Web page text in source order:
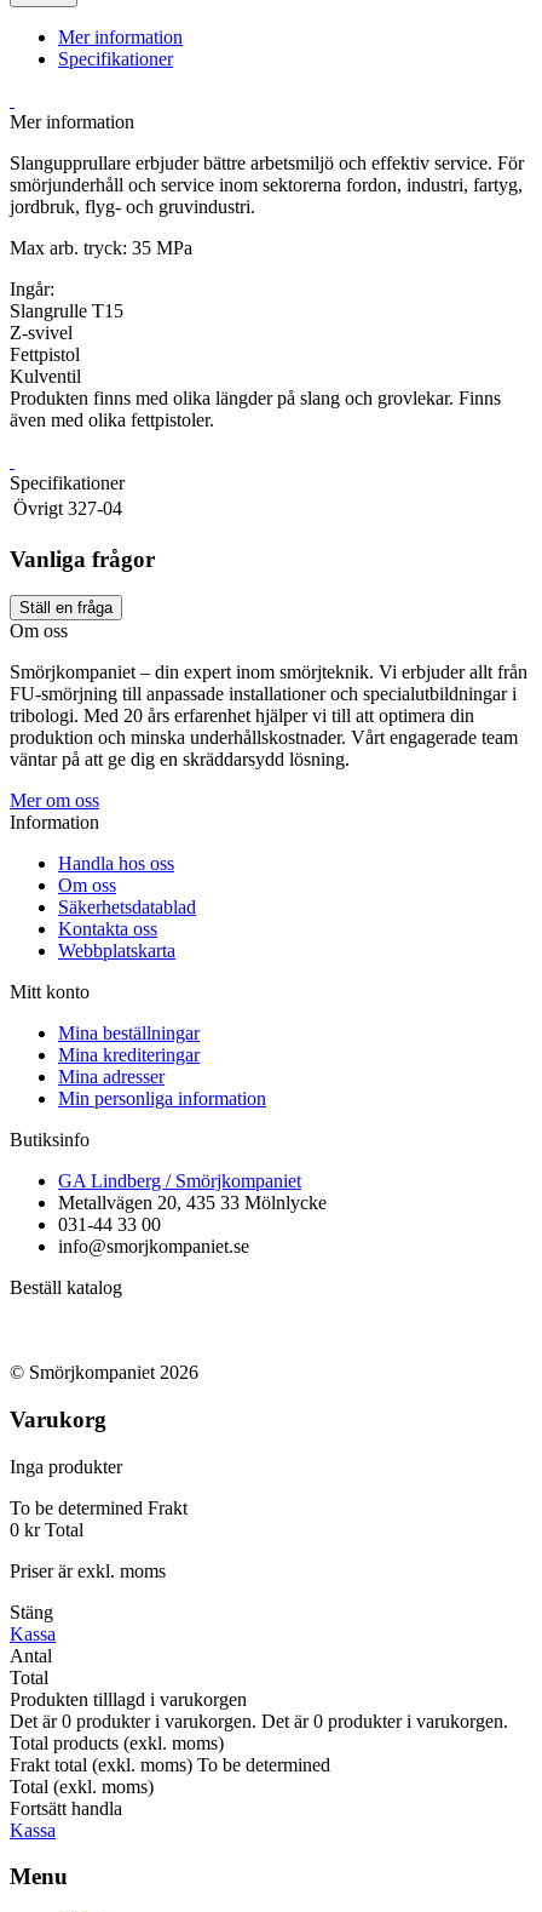
Mer information
Specifikationer
Mer information
Slangupprullare erbjuder bättre arbetsmiljö och effektiv service. För
smörjunderhåll och service inom sektorerna fordon, industri, fartyg,
jordbruk, flyg- och gruvindustri.
Max arb. tryck: 35 MPa
Ingår:
Slangrulle T15
Z-svivel
Fettpistol
Kulventil
Produkten finns med olika längder på slang och grovlekar. Finns
även med olika fettpistoler.
Specifikationer
Övrigt 327-04
Vanliga frågor
Ställ en fråga
Om oss
Smörjkompaniet – din expert inom smörjteknik. Vi erbjuder allt från
FU-smörjning till anpassade installationer och specialutbildningar i
tribologi. Med 20 års erfarenhet hjälper vi till att optimera din
produktion och minska underhållskostnader. Vårt engagerade team
väntar på att ge dig en skräddarsydd lösning.
Mer om oss
Information
Handla hos oss
Om oss
Säkerhetsdatablad
Kontakta oss
Webbplatskarta
Mitt konto
Mina beställningar
Mina krediteringar
Mina adresser
Min personliga information
Butiksinfo
GA Lindberg / Smörjkompaniet
Metallvägen 20, 435 33 Mölnlycke
031-44 33 00
info@smorjkompaniet.se
Beställ katalog
© Smörjkompaniet 2026
Varukorg
Inga produkter
To be determined Frakt
0 kr Total
Priser är exkl. moms
Stäng
Kassa
Antal
Total
Produkten tilllagd i varukorgen
Det är0 produkter i varukorgen. Det är0 produkter i varukorgen.
Total products (exkl. moms)
Frakt total (exkl. moms) To be determined
Total (exkl. moms)
Fortsätt handla
Kassa
Menu